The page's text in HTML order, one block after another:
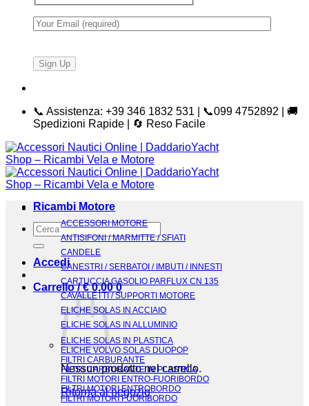
📞 Assistenza: +39 346 1832 531 | 📞099 4752892 | 🚚
Spedizioni Rapide | 🔄 Reso Facile
Cerca:
Accedi
Carrello /€0,00 0
Nessun prodotto nel carrello.
Ritorna al negozio
Ricambi Motore
ACCESSORI MOTORE
ANTISIFONI / MARMITTE / SFIATI
CANDELE
CANESTRI / SERBATOI / IMBUTI / INNESTI
CARTUCCIA GASOLIO PARFLUX CN 135
CAVALLETTI / SUPPORTI MOTORE
ELICHE SOLAS IN ACCIAIO
ELICHE SOLAS IN ALLUMINIO
ELICHE SOLAS IN PLASTICA
ELICHE VOLVO SOLAS DUOPOP
FILTRI CARBURANTE
FILTRI CARBURANTE IN PLASTICA
FILTRI MOTORI ENTRO-FUORIBORDO
FILTRI MOTORI ENTROBORDO
FILTRI MOTORI FUORIBORDO